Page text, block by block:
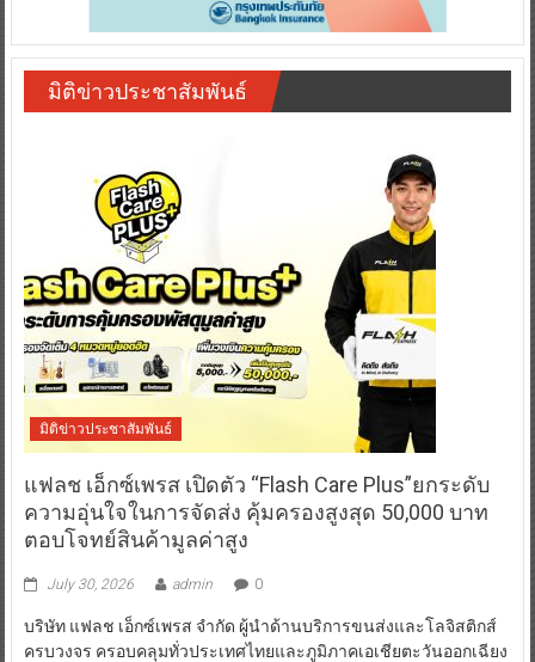
มิติข่าวประชาสัมพันธ์
มิติข่าวประชาสัมพันธ์
แฟลช เอ็กซ์เพรส เปิดตัว “Flash Care Plus”ยกระดับ
ความอุ่นใจในการจัดส่ง คุ้มครองสูงสุด 50,000 บาท
ตอบโจทย์สินค้ามูลค่าสูง
July 30, 2026 admin 0
บริษัท แฟลช เอ็กซ์เพรส จำกัด ผู้นำด้านบริการขนส่งและโลจิสติกส์
ครบวงจร ครอบคลุมทั่วประเทศไทยและภูมิภาคเอเชียตะวันออกเฉียง